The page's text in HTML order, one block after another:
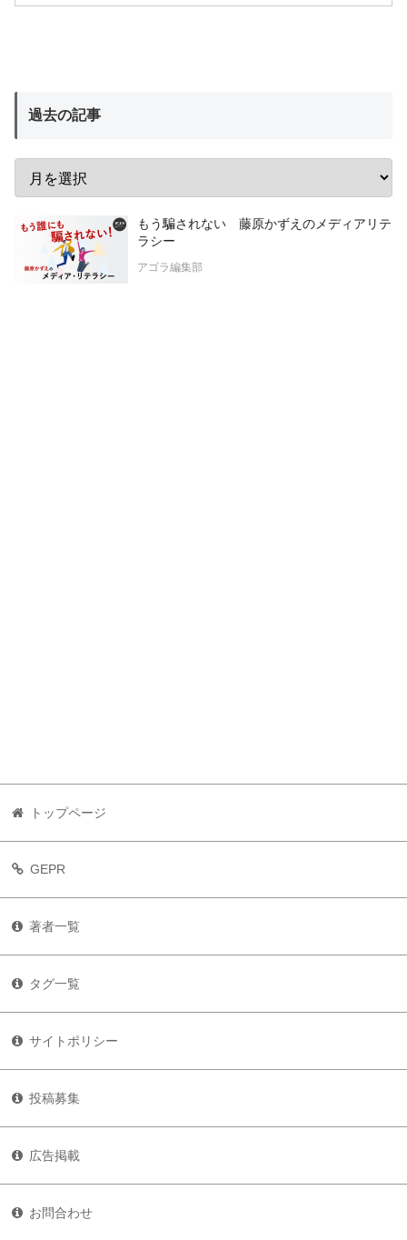
過去の記事
もう騙されない 藤原かずえのメディアリテ
ラシー
アゴラ編集部
トップページ
GEPR
著者一覧
タグ一覧
サイトポリシー
投稿募集
広告掲載
お問合わせ